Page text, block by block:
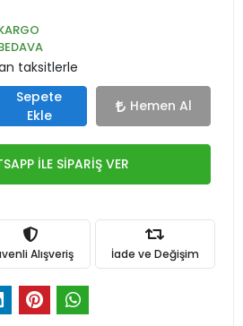
taksitlerle
Sepete
Ekle
Hemen Al
İLE SİPARİŞ VER
Alışveriş İade ve Değişim